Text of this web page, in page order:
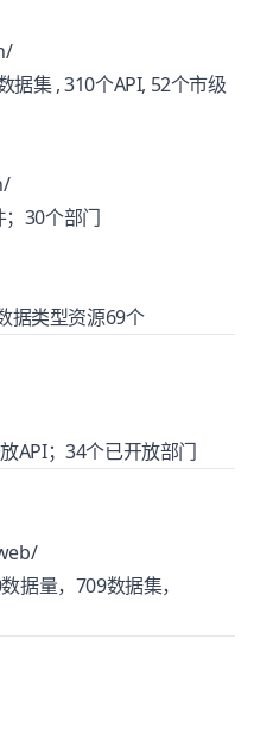
据集 , 310个API, 52个市级
30个部门
据类型资源69个
API；34个已开放部门
据量，709数据集，